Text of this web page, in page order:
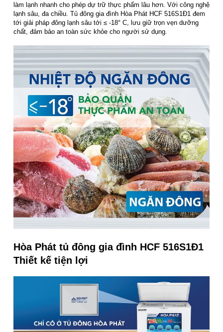
làm lạnh nhanh cho phép dự trữ thực phẩm lâu hơn. Với công nghệ
lạnh sâu, đa chiều. Tủ đông gia đình Hòa Phát HCF 516S1Đ1 đem
tới giải pháp đông lạnh sâu tới ≤ -18° C, lưu giữ trọn vẹn dưỡng
chất, đảm bảo an toàn sức khỏe cho người sử dụng.
Hòa Phát tủ đông gia đình HCF 516S1Đ1
Thiết kế tiện lợi